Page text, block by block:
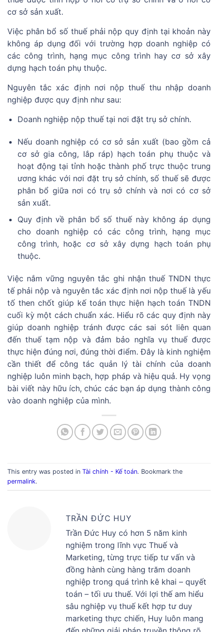
cơ sở sản xuất.
Việc phân bổ số thuế phải nộp quy định tại khoản này
không áp dụng đối với trường hợp doanh nghiệp có
các công trình, hạng mục công trình hay cơ sở xây
dựng hạch toán phụ thuộc.
Nguyên tắc xác định nơi nộp thuế thu nhập doanh
nghiệp được quy định như sau:
Doanh nghiệp nộp thuế tại nơi đặt trụ sở chính.
Nếu doanh nghiệp có cơ sở sản xuất (bao gồm cả
cơ sở gia công, lắp ráp) hạch toán phụ thuộc và
hoạt động tại tỉnh hoặc thành phố trực thuộc trung
ương khác với nơi đặt trụ sở chính, số thuế sẽ được
phân bổ giữa nơi có trụ sở chính và nơi có cơ sở
sản xuất.
Quy định về phân bổ số thuế này không áp dụng
cho doanh nghiệp có các công trình, hạng mục
công trình, hoặc cơ sở xây dựng hạch toán phụ
thuộc.
Việc nắm vững nguyên tắc ghi nhận thuế TNDN thực
tế phải nộp và nguyên tắc xác định nơi nộp thuế là yếu
tố then chốt giúp kế toán thực hiện hạch toán TNDN
cuối kỳ một cách chuẩn xác. Hiểu rõ các quy định này
giúp doanh nghiệp tránh được các sai sót liên quan
đến thuế tạm nộp và đảm bảo nghĩa vụ thuế được
thực hiện đúng nơi, đúng thời điểm. Đây là kinh nghiệm
cần thiết để công tác quản lý tài chính của doanh
nghiệp luôn minh bạch, hợp pháp và hiệu quả. Hy vọng
bài viết này hữu ích, chúc các bạn áp dụng thành công
vào doanh nghiệp của mình.
This entry was posted in Tài chính - Kế toán. Bookmark the
permalink.
TRẦN ĐỨC HUY
Trần Đức Huy có hơn 5 năm kinh
nghiệm trong lĩnh vực Thuế và
Marketing, từng trực tiếp tư vấn và
đồng hành cùng hàng trăm doanh
nghiệp trong quá trình kê khai – quyết
toán – tối ưu thuế. Với lợi thế am hiểu
sâu nghiệp vụ thuế kết hợp tư duy
marketing thực chiến, Huy luôn mang